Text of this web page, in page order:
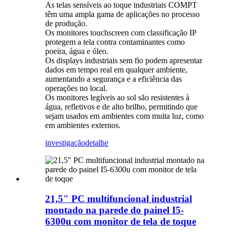
As telas sensíveis ao toque industriais COMPT
têm uma ampla gama de aplicações no processo
de produção.
Os monitores touchscreen com classificação IP
protegem a tela contra contaminantes como
poeira, água e óleo.
Os displays industriais sem fio podem apresentar
dados em tempo real em qualquer ambiente,
aumentando a segurança e a eficiência das
operações no local.
Os monitores legíveis ao sol são resistentes à
água, refletivos e de alto brilho, permitindo que
sejam usados ​​em ambientes com muita luz, como
em ambientes externos.
investigaçãodetalhe
21,5" PC multifuncional industrial
montado na parede do painel I5-
6300u com monitor de tela de toque